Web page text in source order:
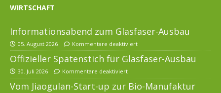
WIRTSCHAFT
Informationsabend zum Glasfaser-Ausbau
05. August 2026 Kommentare deaktiviert
Offizieller Spatenstich für Glasfaser-Ausbau
30. Juli 2026 Kommentare deaktiviert
Vom Jiaogulan-Start-up zur Bio-Manufaktur